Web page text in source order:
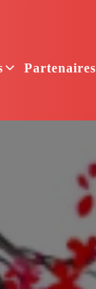
Partenaires